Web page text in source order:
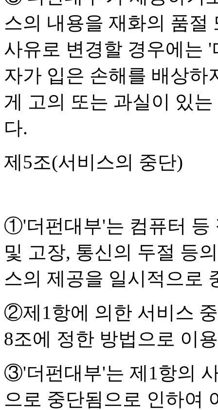
스의 내용을 재화의 품절
사유로 변경할 경우에는
자가 입은 손해를 배상하
게 고의 또는 과실이 있
다.
제5조(서비스의 중단)
①'더펀대부'는 컴퓨터 등
및 고장, 통신의 두절 등
스의 제공을 일시적으로
②제1항에 의한 서비스
8조에 정한 방법으로 이
③'더펀대부'는 제1항의
으로 중단됨으로 인하여